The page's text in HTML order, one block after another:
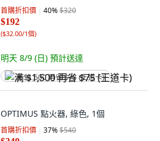
首購折扣價 40%$320
$192
($32.00/1個)
明天 8/9 (日) 預計送達
满 $1,500 再省 $75 (王道卡)
OPTIMUS 點火器, 綠色, 1個
首購折扣價 37%$540